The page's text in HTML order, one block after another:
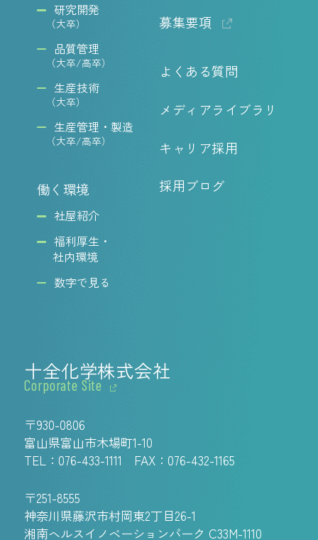
研究開発
（大卒）
品質管理
（大卒/高卒）
生産技術
（大卒）
生産管理・製造
（大卒/高卒）
働く環境
社屋紹介
福利厚生・
社内環境
数字で見る
募集要項
よくある質問
メディアライブラリ
キャリア採用
採用ブログ
十全化学株式会社
Corporate Site
〒930-0806
富山県富山市木場町1-10
TEL： 076-433-1111 FAX：076-432-1165
〒251-8555
神奈川県藤沢市村岡東2丁目26-1
湘南ヘルスイノベーションパーク C33M-1110